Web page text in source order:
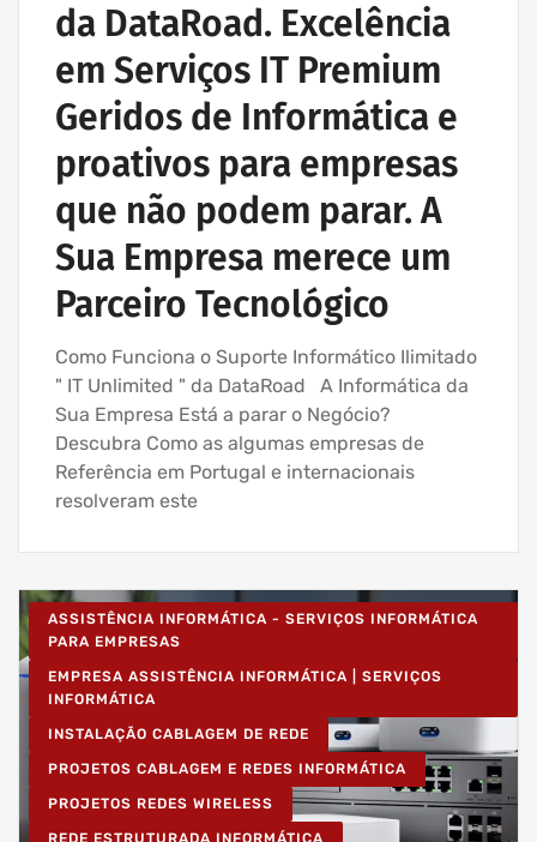
da DataRoad. Excelência
em Serviços IT Premium
Geridos de Informática e
proativos para empresas
que não podem parar. A
Sua Empresa merece um
Parceiro Tecnológico
Como Funciona o Suporte Informático Ilimitado
" IT Unlimited " da DataRoad A Informática da
Sua Empresa Está a parar o Negócio?
Descubra Como as algumas empresas de
Referência em Portugal e internacionais
resolveram este
ASSISTÊNCIA INFORMÁTICA - SERVIÇOS INFORMÁTICA
PARA EMPRESAS
EMPRESA ASSISTÊNCIA INFORMÁTICA | SERVIÇOS
INFORMÁTICA
INSTALAÇÃO CABLAGEM DE REDE
PROJETOS CABLAGEM E REDES INFORMÁTICA
PROJETOS REDES WIRELESS
REDE ESTRUTURADA INFORMÁTICA